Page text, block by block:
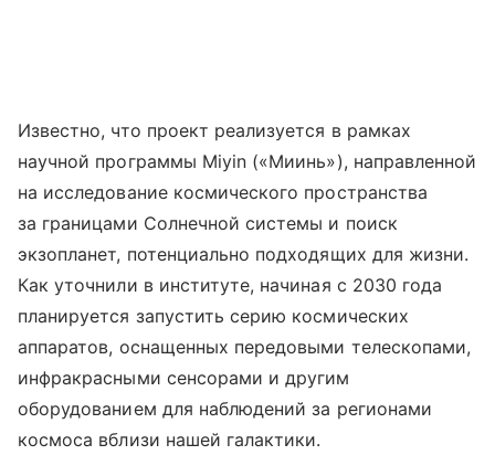
Известно, что проект реализуется в рамках
научной программы Miyin («Миинь»), направленной
на исследование космического пространства
за границами Солнечной системы и поиск
экзопланет, потенциально подходящих для жизни.
Как уточнили в институте, начиная с 2030 года
планируется запустить серию космических
аппаратов, оснащенных передовыми телескопами,
инфракрасными сенсорами и другим
оборудованием для наблюдений за регионами
космоса вблизи нашей галактики.